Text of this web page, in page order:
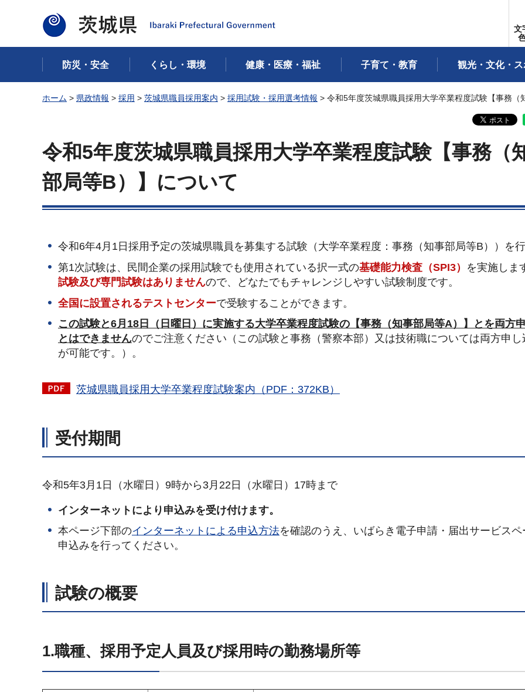
茨城県
文
防災・安全 くらし・環境 健康・医療・福祉 子育て・教育 観光・文化・
ホーム > 県政情報 > 採用 > 茨城県職員採用案内 > 採用試験・採用選考情報 > 令和5年度茨城県職員採用大学卒業程度試験【事務（
令和5年度茨城県職員採用大学卒業程度試験【事務（
部局等B）】について
令和6年4月1日採用予定の茨城県職員を募集する試験（大学卒業程度：事務（知事部局等B））を
第1次試験は、民間企業の採用試験でも使用されている択一式の基礎能力検査（SPI3） を実施しま
試験及び専門試験はありませんので、どなたでもチャレンジしやすい試験制度です。
全国に設置されるテストセンターで受験することができます。
この試験と6月18日（日曜日）に実施する大学卒業程度試験の【事務（知事部局等A）】とを両方
とはできませんのでご注意ください（この試験と事務（警察本部）又は技術職については両方申し
が可能です。）。
茨城県職員採用大学卒業程度試験案内（PDF：372KB）
受付期間
令和5年3月1日（水曜日）9時から3月22日（水曜日）17時まで
インターネットにより申込みを受け付けます。
本ページ下部のインターネットによる申込方法を確認のうえ、いばらき電子申請・届出サービス
申込みを行ってください。
試験の概要
1.職種、採用予定人員及び採用時の勤務場所等